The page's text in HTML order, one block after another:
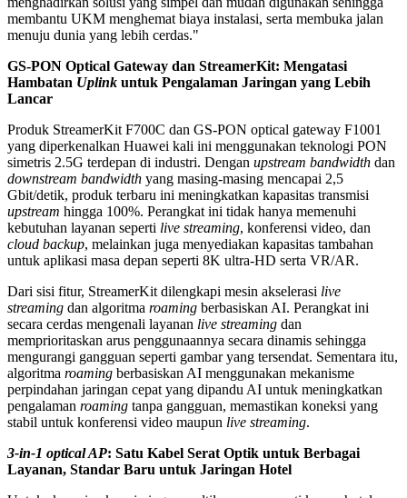
membantu UKM menghemat biaya instalasi, serta membuka jalan
menuju dunia yang lebih cerdas."
GS-PON Optical Gateway dan StreamerKit: Mengatasi
Hambatan Uplink untuk Pengalaman Jaringan yang Lebih
Lancar
Produk StreamerKit F700C dan GS-PON optical gateway F1001
yang diperkenalkan Huawei kali ini menggunakan teknologi PON
simetris 2.5G terdepan di industri. Dengan upstream bandwidth dan
downstream bandwidth yang masing-masing mencapai 2,5
Gbit/detik, produk terbaru ini meningkatkan kapasitas transmisi
upstream hingga 100%. Perangkat ini tidak hanya memenuhi
kebutuhan layanan seperti live streaming, konferensi video, dan
cloud backup, melainkan juga menyediakan kapasitas tambahan
untuk aplikasi masa depan seperti 8K ultra-HD serta VR/AR.
Dari sisi fitur, StreamerKit dilengkapi mesin akselerasi live
streaming dan algoritma roaming berbasiskan AI. Perangkat ini
secara cerdas mengenali layanan live streaming dan
memprioritaskan arus penggunaannya secara dinamis sehingga
mengurangi gangguan seperti gambar yang tersendat. Sementara itu,
algoritma roaming berbasiskan AI menggunakan mekanisme
perpindahan jaringan cepat yang dipandu AI untuk meningkatkan
pengalaman roaming tanpa gangguan, memastikan koneksi yang
stabil untuk konferensi video maupun live streaming.
3-in-1 optical AP: Satu Kabel Serat Optik untuk Berbagai
Layanan, Standar Baru untuk Jaringan Hotel